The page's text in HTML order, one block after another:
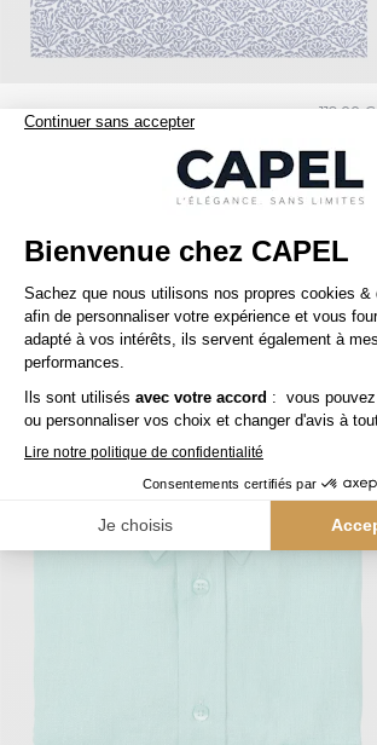
capel
119,00 €
Nos clients aiment aussi